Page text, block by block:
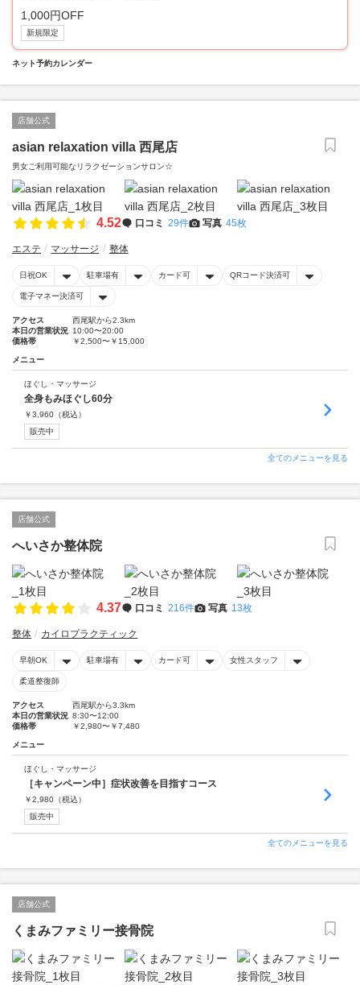
1,000円OFF
新規限定
ネット予約カレンダー
店舗公式
asian relaxation villa 西尾店
男女ご利用可能なリラクゼーションサロン☆
4.52 口コミ 29件 写真 45枚
エステ マッサージ 整体
日祝OK 駐車場有 カード可 QRコード決済可
電子マネー決済可
アクセス
西尾駅から2.3km
本日の営業状況 10:00〜20:00
価格帯
￥2,500〜￥15,000
メニュー
ほぐし・マッサージ
全身もみほぐし60分
￥3,960 （税込）
販売中
全てのメニューを見る
店舗公式
へいさか整体院
4.37 口コミ 216件 写真 13枚
整体 カイロプラクティック
早朝OK 駐車場有 カード可 女性スタッフ
柔道整復師
アクセス
西尾駅から3.3km
本日の営業状況 8:30〜12:00
価格帯
￥2,980〜￥7,480
メニュー
ほぐし・マッサージ
［キャンペーン中］症状改善を目指すコース
￥2,980 （税込）
販売中
全てのメニューを見る
店舗公式
くまみファミリー接骨院